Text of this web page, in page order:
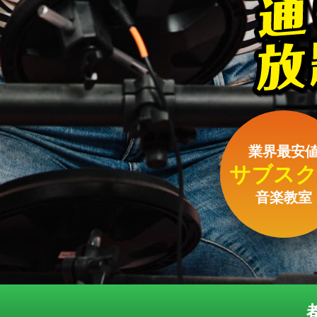
業界最安
サブス
音楽教室